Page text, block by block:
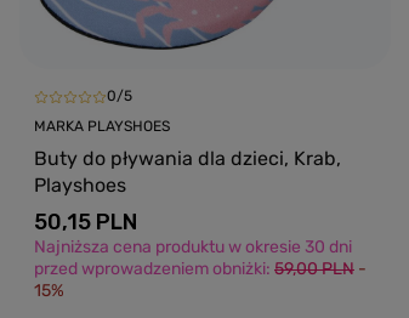
0/5
MARKA PLAYSHOES
Buty do pływania dla dzieci, Krab,
Playshoes
50,15 PLN
Najniższa cena produktu w okresie 30 dni
przed wprowadzeniem obniżki: 59,00 PLN -
15%